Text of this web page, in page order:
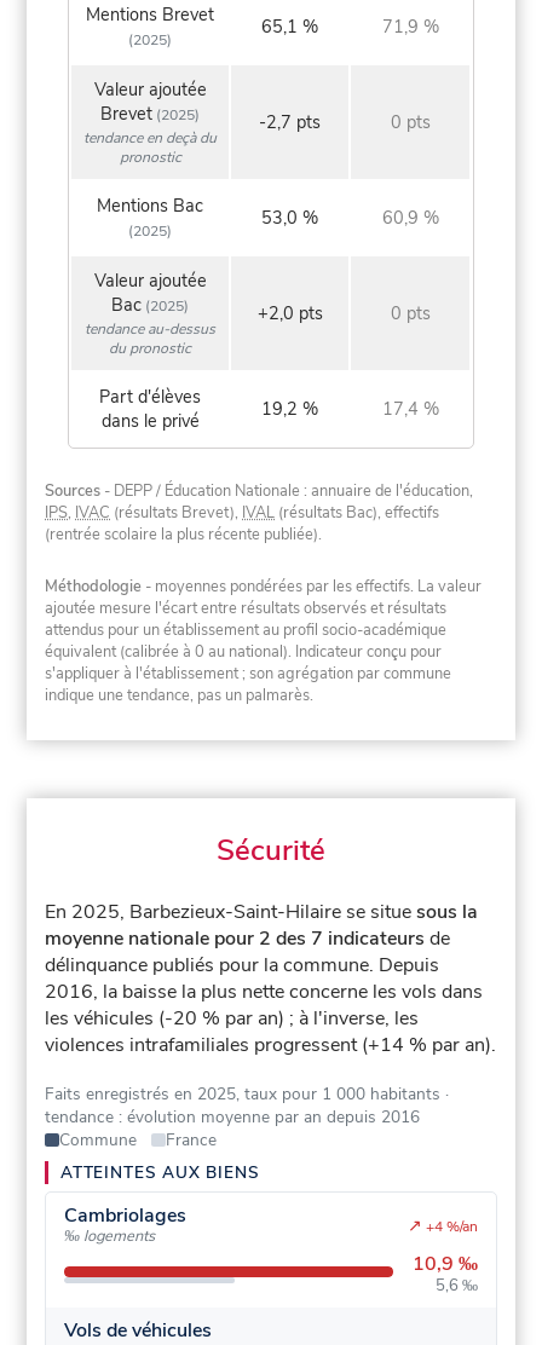
Mentions Brevet
(2025)
65,1 % 71,9 %
Valeur ajoutée
Brevet (2025)
tendance en deçà du
pronostic
-2,7 pts 0 pts
Mentions Bac
(2025)
53,0 % 60,9 %
Valeur ajoutée
Bac (2025)
tendance au-dessus
du pronostic
+2,0 pts 0 pts
Part d'élèves
dans le privé
19,2 % 17,4 %
Sources - DEPP / Éducation Nationale : annuaire de l'éducation,
IPS, IVAC (résultats Brevet), IVAL (résultats Bac), effectifs
(rentrée scolaire la plus récente publiée).
Méthodologie - moyennes pondérées par les effectifs. La valeur
ajoutée mesure l'écart entre résultats observés et résultats
attendus pour un établissement au profil socio-académique
équivalent (calibrée à 0 au national). Indicateur conçu pour
s'appliquer à l'établissement ; son agrégation par commune
indique une tendance, pas un palmarès.
Sécurité
En 2025, Barbezieux-Saint-Hilaire se situesous la
moyenne nationale pour 2 des 7 indicateurs de
délinquance publiés pour la commune. Depuis
2016, la baisse la plus nette concerne les vols dans
les véhicules (-20 % par an) ; à l'inverse, les
violences intrafamiliales progressent (+14 % par an).
Faits enregistrés en 2025, taux pour 1 000 habitants ·
tendance : évolution moyenne par an depuis 2016
Commune
France
ATTEINTES AUX BIENS
Cambriolages
‰ logements
10,9 ‰
5,6 ‰
↗ +4 %/an
Vols de véhicules